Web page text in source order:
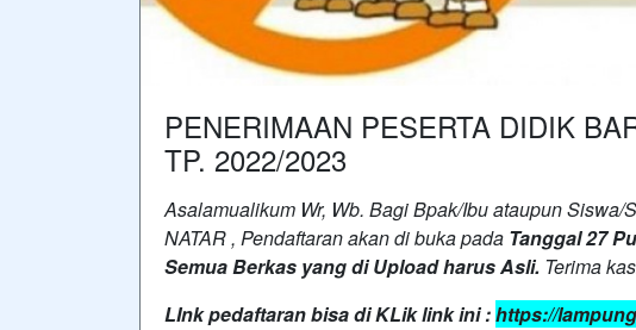
PENERIMAAN PESERTA DIDIK
TP. 2022/2023
Asalamualikum Wr, Wb. Bagi Bpak/Ibu ataupun
NATAR , Pendaftaran akan di buka pada Tanggal 27
Semua Berkas yang di Upload harus Asli. Terima
LInk pedaftaran bisa di KLik link ini :https://